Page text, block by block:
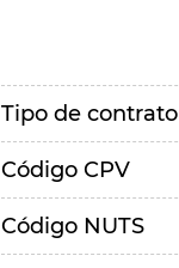
Tipo de contrato
Código CPV
Código NUTS